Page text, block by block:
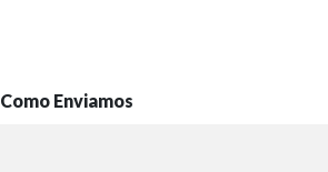
Como Enviamos